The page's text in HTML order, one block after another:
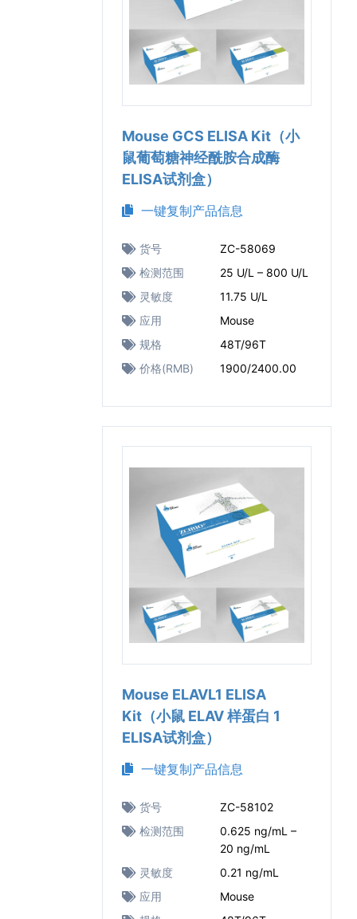
Mouse GCS ELISA Kit（小
鼠葡萄糖神经酰胺合成酶
ELISA试剂盒）
一键复制产品信息
货号
ZC-58069
检测范围
25 U/L – 800 U/L
灵敏度
11.75 U/L
应用
Mouse
规格
48T/96T
价格(RMB)
1900/2400.00
Mouse ELAVL1 ELISA
Kit（小鼠 ELAV 样蛋白 1
ELISA试剂盒）
一键复制产品信息
货号
ZC-58102
检测范围
0.625 ng/mL –
20 ng/mL
灵敏度
0.21 ng/mL
应用
Mouse